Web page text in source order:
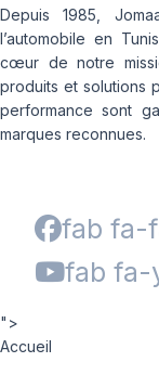
Depuis 1985,
l’automobile en
cœur de notre
produits et solutions
performance sont
marques reconnues.
fab fa-
fab fa-
">
Accueil